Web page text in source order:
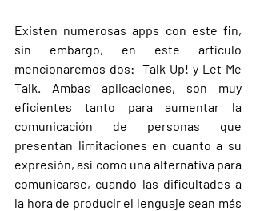
Existen numerosas apps con este fin,
sin embargo, en este artículo
mencionaremos dos: Talk Up! y Let Me
Talk. Ambas aplicaciones, son muy
eficientes tanto para aumentar la
comunicación de personas que
presentan limitaciones en cuanto a su
expresión, así como una alternativa para
comunicarse, cuando las dificultades a
la hora de producir el lenguaje sean más